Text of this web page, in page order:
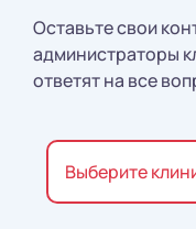
Оставьте свои
администраторы
ответят на все
Выберите